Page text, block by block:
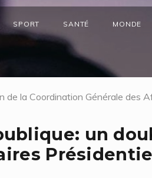
SPORT SANTÉ MONDE
de la Coordination Générale des
un